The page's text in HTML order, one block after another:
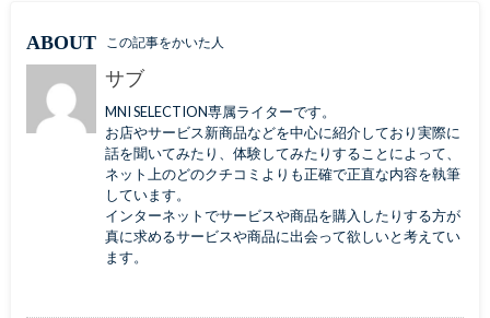
ABOUT この記事をかいた人
サブ
MNI SELECTION専属ライターです。
お店やサービス新商品などを中心に紹介しており実際に
話を聞いてみたり、体験してみたりすることによって、
ネット上のどのクチコミよりも正確で正直な内容を執筆
しています。
インターネットでサービスや商品を購入したりする方が
真に求めるサービスや商品に出会って欲しいと考えてい
ます。